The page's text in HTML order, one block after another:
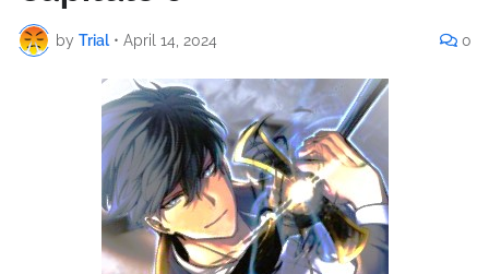
by Trial • April 14, 2024 0